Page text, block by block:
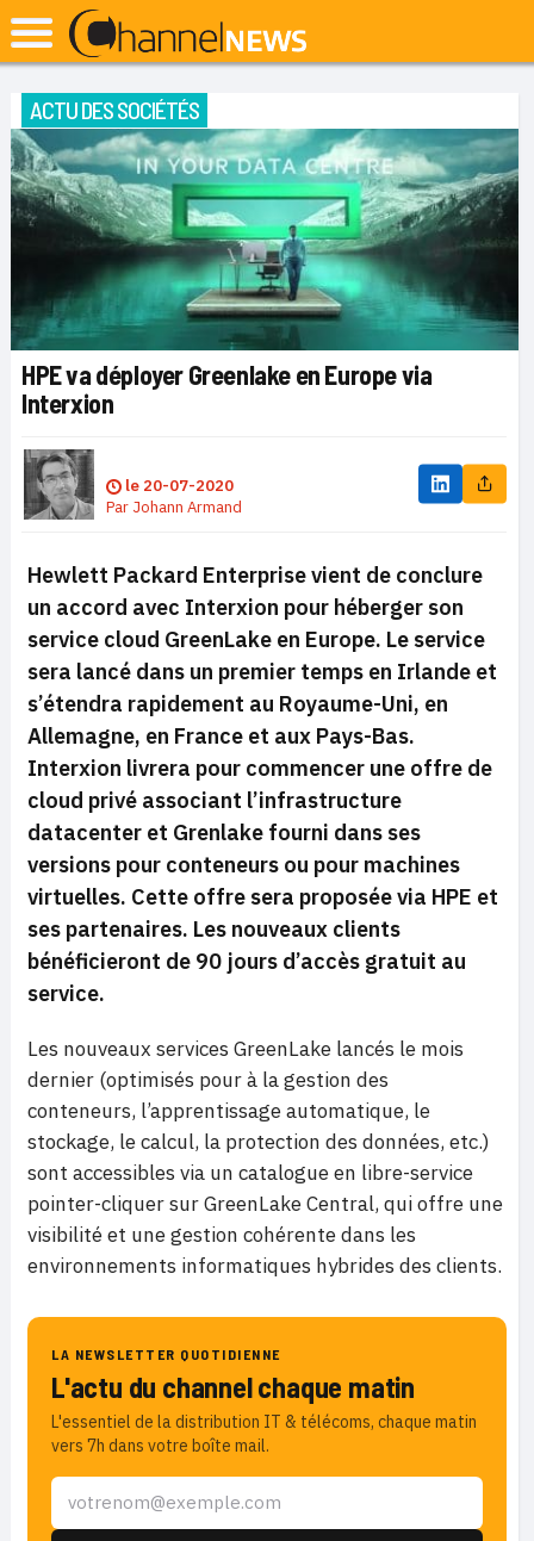
ACTU DES SOCIÉTÉS
HPE va déployer Greenlake en Europe via
Interxion
le 20-07-2020
Par Johann Armand
Hewlett Packard Enterprise vient de conclure
un accord avec Interxion pour héberger son
service cloud GreenLake en Europe. Le service
sera lancé dans un premier temps en Irlande et
s’étendra rapidement au Royaume-Uni, en
Allemagne, en France et aux Pays-Bas.
Interxion livrera pour commencer une offre de
cloud privé associant l’infrastructure
datacenter et Grenlake fourni dans ses
versions pour conteneurs ou pour machines
virtuelles. Cette offre sera proposée via HPE et
ses partenaires. Les nouveaux clients
bénéficieront de 90 jours d’accès gratuit au
service.
Les nouveaux services GreenLake lancés le mois
dernier (optimisés pour à la gestion des
conteneurs, l’apprentissage automatique, le
stockage, le calcul, la protection des données, etc.)
sont accessibles via un catalogue en libre-service
pointer-cliquer sur GreenLake Central, qui offre une
visibilité et une gestion cohérente dans les
environnements informatiques hybrides des clients.
LA NEWSLETTER QUOTIDIENNE
L'actu du channel chaque matin
L'essentiel de la distribution IT & télécoms, chaque matin
vers 7h dans votre boîte mail.